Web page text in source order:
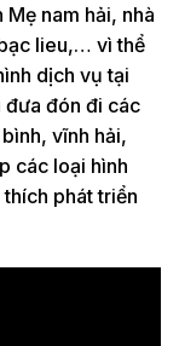
nam hải, nhà
lieu,… vì thể
dịch vụ tại
đưa đón đi các
vĩnh hải,
các loại hình
phát triển